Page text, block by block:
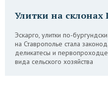
Улитки на склонах
Эскарго, улитки по-
на Ставрополье стала
деликатесы и
вида сельского хозяйства